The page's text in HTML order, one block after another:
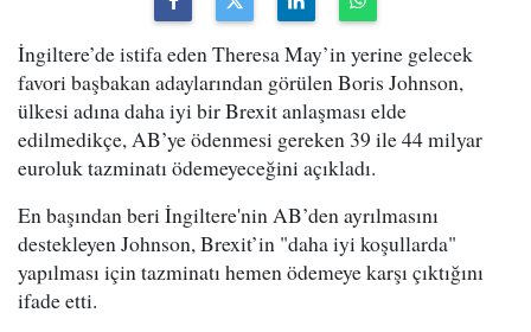
İngiltere’de istifa eden Theresa May’in yerine gelecek
favori başbakan adaylarından görülen Boris Johnson,
ülkesi adına daha iyi bir Brexit anlaşması elde
edilmedikçe, AB’ye ödenmesi gereken 39 ile 44 milyar
euroluk tazminatı ödemeyeceğini açıkladı.
En başından beri İngiltere'nin AB’den ayrılmasını
destekleyen Johnson, Brexit’in "daha iyi koşullarda"
yapılması için tazminatı hemen ödemeye karşı çıktığını
ifade etti.